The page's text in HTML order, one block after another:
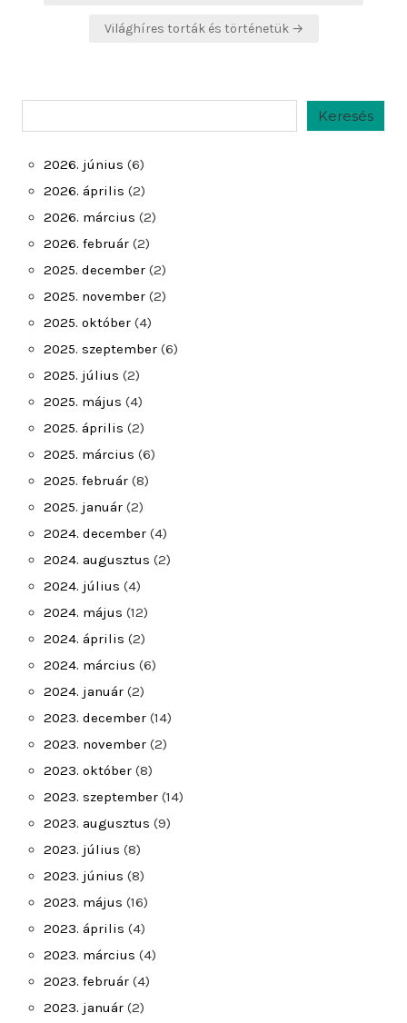
Világhíres torták és történetük →
Keresés
2026. június (6)
2026. április (2)
2026. március (2)
2026. február (2)
2025. december (2)
2025. november (2)
2025. október (4)
2025. szeptember (6)
2025. július (2)
2025. május (4)
2025. április (2)
2025. március (6)
2025. február (8)
2025. január (2)
2024. december (4)
2024. augusztus (2)
2024. július (4)
2024. május (12)
2024. április (2)
2024. március (6)
2024. január (2)
2023. december (14)
2023. november (2)
2023. október (8)
2023. szeptember (14)
2023. augusztus (9)
2023. július (8)
2023. június (8)
2023. május (16)
2023. április (4)
2023. március (4)
2023. február (4)
2023. január (2)